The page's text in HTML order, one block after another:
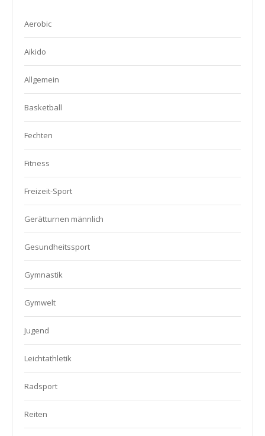
Aerobic
Aikido
Allgemein
Basketball
Fechten
Fitness
Freizeit-Sport
Gerätturnen männlich
Gesundheitssport
Gymnastik
Gymwelt
Jugend
Leichtathletik
Radsport
Reiten